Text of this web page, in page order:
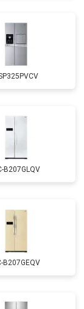
B207GLQV
B207GEQV